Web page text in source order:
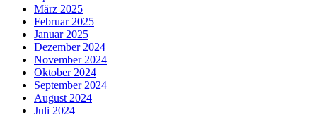
März 2025
Februar 2025
Januar 2025
Dezember 2024
November 2024
Oktober 2024
September 2024
August 2024
Juli 2024